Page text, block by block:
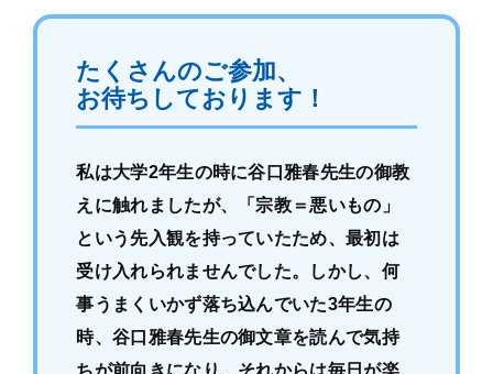
たくさんのご参加、
お待ちしております！
私は大学2年生の時に谷口雅春先生の御教
えに触れましたが、「宗教＝悪いもの」
という先入観を持っていたため、最初は
受け入れられませんでした。しかし、何
事うまくいかず落ち込んでいた3年生の
時、谷口雅春先生の御文章を読んで気持
ちが前向きになり、それからは毎日が楽